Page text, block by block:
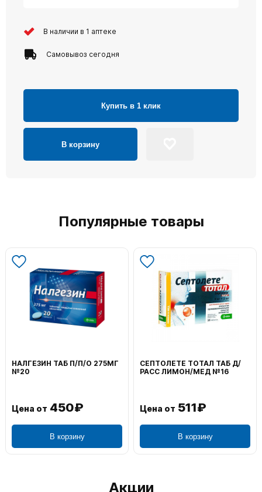
В наличии в 1 аптеке
Самовывоз сегодня
Купить в 1 клик
В корзину
Популярные товары
НАЛГЕЗИН ТАБ П/П/О 275МГ
№20
Цена от 450₽
В корзину
СЕПТОЛЕТЕ ТОТАЛ ТАБ Д/
РАСС ЛИМОН/МЕД №16
Цена от 511₽
В корзину
Акции